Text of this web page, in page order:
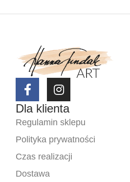
Dla klienta
Regulamin sklepu
Polityka prywatności
Czas realizacji
Dostawa